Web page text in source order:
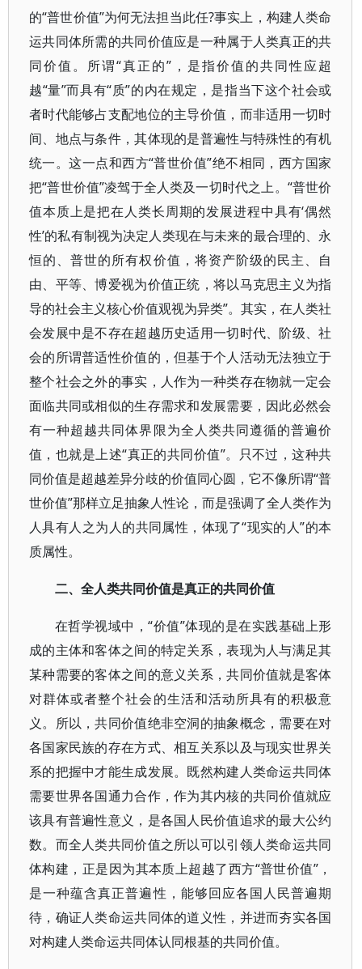
的“普世价值”为何无法担当此任?事实上，构建人类命
运共同体所需的共同价值应是一种属于人类真正的共
同价值。所谓“真正的”，是指价值的共同性应超
越“量”而具有“质”的内在规定，是指当下这个社会或
者时代能够占支配地位的主导价值，而非适用一切时
间、地点与条件，其体现的是普遍性与特殊性的有机
统一。这一点和西方“普世价值”绝不相同，西方国家
把“普世价值”凌驾于全人类及一切时代之上。“普世价
值本质上是把在人类长周期的发展进程中具有‘偶然
性’的私有制视为决定人类现在与未来的最合理的、永
恒的、普世的所有权价值，将资产阶级的民主、自
由、平等、博爱视为价值正统，将以马克思主义为指
导的社会主义核心价值观视为异类”。其实，在人类社
会发展中是不存在超越历史适用一切时代、阶级、社
会的所谓普适性价值的，但基于个人活动无法独立于
整个社会之外的事实，人作为一种类存在物就一定会
面临共同或相似的生存需求和发展需要，因此必然会
有一种超越共同体界限为全人类共同遵循的普遍价
值，也就是上述“真正的共同价值”。只不过，这种共
同价值是超越差异分歧的价值同心圆，它不像所谓“普
世价值”那样立足抽象人性论，而是强调了全人类作为
人具有人之为人的共同属性，体现了“现实的人”的本
质属性。
二、全人类共同价值是真正的共同价值
在哲学视域中，“价值”体现的是在实践基础上形
成的主体和客体之间的特定关系，表现为人与满足其
某种需要的客体之间的意义关系，共同价值就是客体
对群体或者整个社会的生活和活动所具有的积极意
义。所以，共同价值绝非空洞的抽象概念，需要在对
各国家民族的存在方式、相互关系以及与现实世界关
系的把握中才能生成发展。既然构建人类命运共同体
需要世界各国通力合作，作为其内核的共同价值就应
该具有普遍性意义，是各国人民价值追求的最大公约
数。而全人类共同价值之所以可以引领人类命运共同
体构建，正是因为其本质上超越了西方“普世价值”，
是一种蕴含真正普遍性，能够回应各国人民普遍期
待，确证人类命运共同体的道义性，并进而夯实各国
对构建人类命运共同体认同根基的共同价值。